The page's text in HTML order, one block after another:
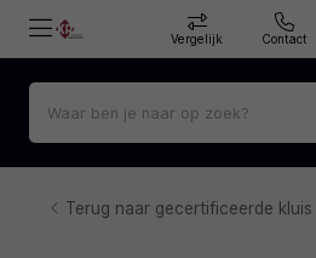
Vergelijk Contact
Terug naar gecertificeerde kluis